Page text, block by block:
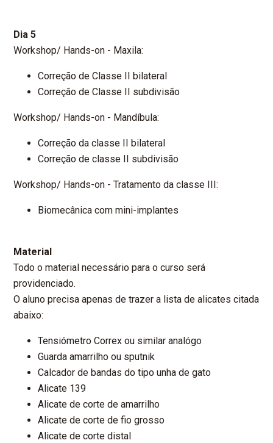
Dia 5
Workshop/ Hands-on - Maxila:
Correção de Classe II bilateral
Correção de Classe II subdivisão
Workshop/ Hands-on - Mandíbula:
Correção da classe II bilateral
Correção de classe II subdivisão
Workshop/ Hands-on - Tratamento da classe III:
Biomecânica com mini-implantes
Material
Todo o material necessário para o curso será
providenciado.
O aluno precisa apenas de trazer a lista de alicates citada
abaixo:
Tensiómetro Correx ou similar analógo
Guarda amarrilho ou sputnik
Calcador de bandas do tipo unha de gato
Alicate 139
Alicate de corte de amarrilho
Alicate de corte de fio grosso
Alicate de corte distal